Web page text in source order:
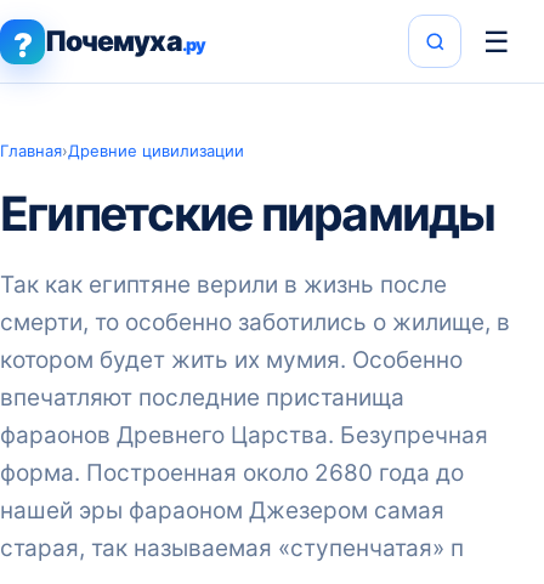
? Почемуха.ру ☰
Главная›Древние цивилизации
Египетские пирамиды
Так как египтяне верили в жизнь после
смерти, то особенно заботились о жилище, в
котором будет жить их мумия. Особенно
впечатляют последние пристанища
фараонов Древнего Царства. Безупречная
форма. Построенная около 2680 года до
нашей эры фараоном Джезером самая
старая, так называемая «ступенчатая» п